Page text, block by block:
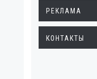
РЕКЛАМА
КОНТАКТЫ